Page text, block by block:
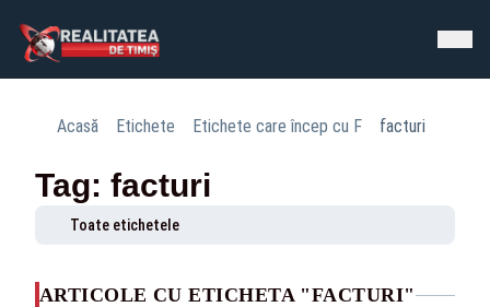
Acasă Etichete Etichete care încep cu F facturi
Tag: facturi
Toate etichetele
ARTICOLE CU ETICHETA "FACTURI"